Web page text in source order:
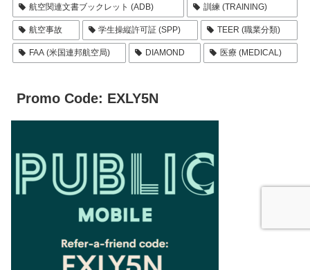
航空関連文書ブックレット (ADB) 訓練 (TRAINING)
航空事故 学生操縦許可証 (SPP) TEER (職業分類)
FAA (米国連邦航空局) DIAMOND 医療 (MEDICAL)
Promo Code: EXLY5N